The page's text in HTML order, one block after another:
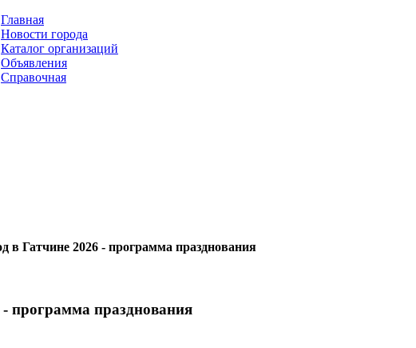
Главная
Новости города
Каталог организаций
Объявления
Справочная
в Гатчине 2026 - программа празднования
программа празднования